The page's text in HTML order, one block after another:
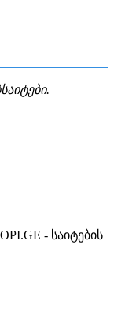
- საიტების